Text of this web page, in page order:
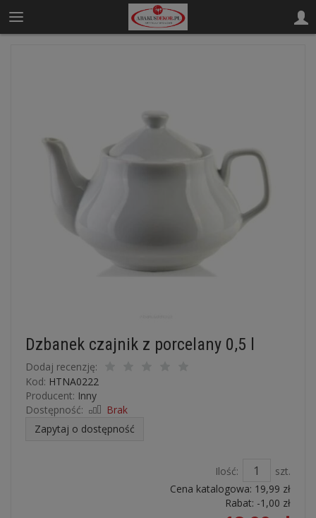
Dzbanek czajnik z porcelany 0,5 l
Dodaj recenzję:
Kod: HTNA0222
Producent: Inny
Dostępność:
Brak
Zapytaj o dostępność
Ilość:
szt.
Cena katalogowa: 19,99 zł
Rabat: -1,00 zł